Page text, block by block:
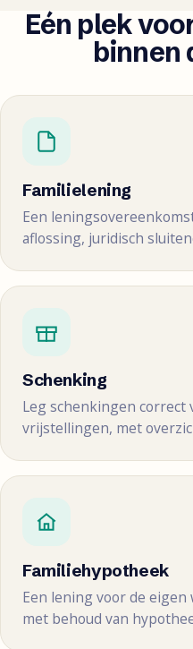
Eén plek
binnen
Familielening
Een
aflossing, juridisch
Schenking
Leg schenkingen correct
vrijstellingen, met
Familiehypotheek
Een lening voor de
met behoud van